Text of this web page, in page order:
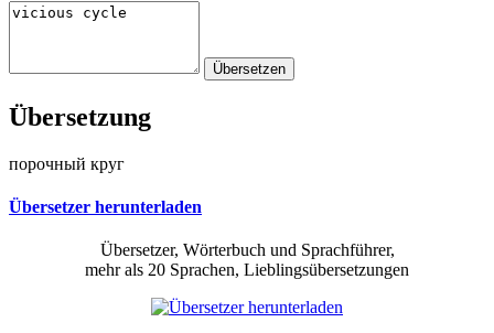
Übersetzung
порочный круг
Übersetzer herunterladen
Übersetzer, Wörterbuch und Sprachführer,
mehr als 20 Sprachen, Lieblingsübersetzungen